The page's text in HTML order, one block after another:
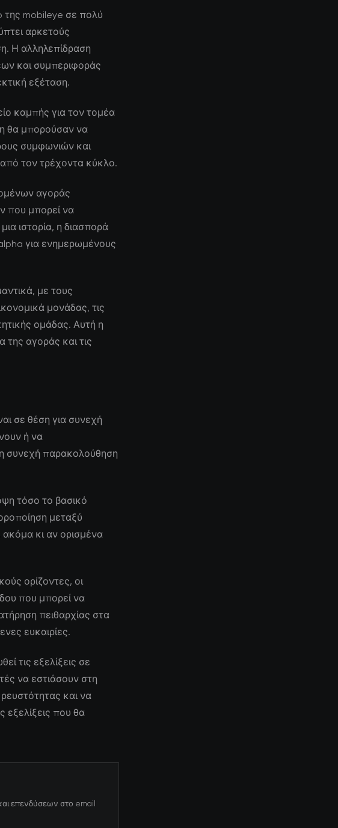
της mobileye σε πολύ
αρκετούς
Η αλληλεπίδραση
και συμπεριφοράς
εξέταση.
καμπής για τον τομέα
θα μπορούσαν να
συμφωνιών και
τον τρέχοντα κύκλο.
αγοράς
που μπορεί να
ιστορία, η διασπορά
για ενημερωμένους
με τους
μονάδας, τις
ομάδας. Αυτή η
της αγοράς και τις
σε θέση για συνεχή
ή να
συνεχή παρακολούθηση
τόσο το βασικό
μεταξύ
κι αν ορισμένα
ορίζοντες, οι
που μπορεί να
πειθαρχίας στα
ευκαιρίες.
τις εξελίξεις σε
να εστιάσουν στη
και να
εξελίξεις που θα
επενδύσεων στο email